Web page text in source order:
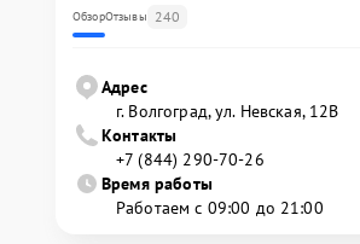
ОбзорОтзывы 240
Адрес
г. Волгоград, ул. Невская, 12В
Контакты
+7 (844) 290-70-26
Время работы
Работаем с 09:00 до 21:00